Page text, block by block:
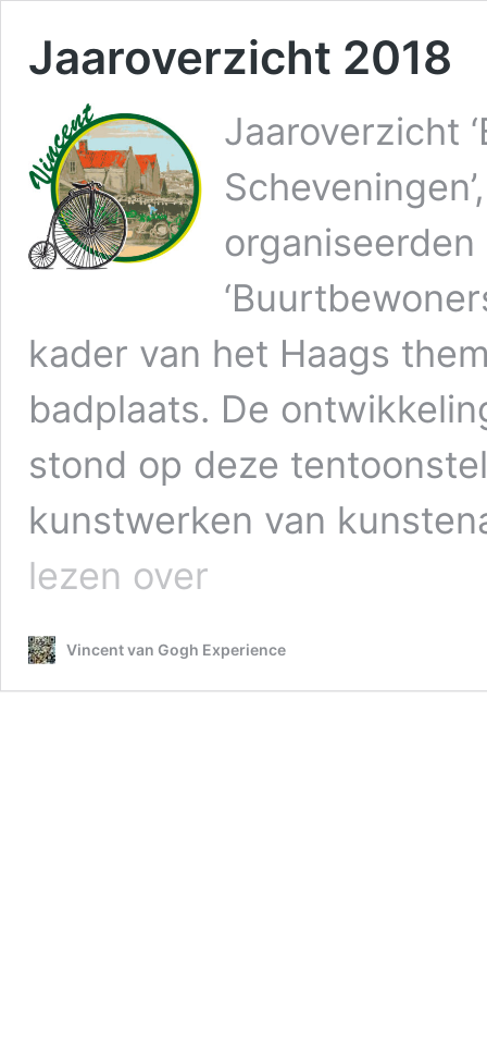
Jaaroverzicht 2018
Jaaroverzicht
kader van het Haags
badplaats. De
stond op deze
kunstwerken van
lezen over
Vincent van Gogh Experience